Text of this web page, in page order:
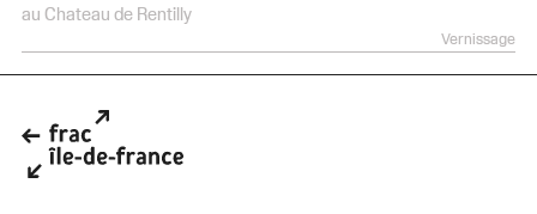
au Chateau de Rentilly
Vernissage